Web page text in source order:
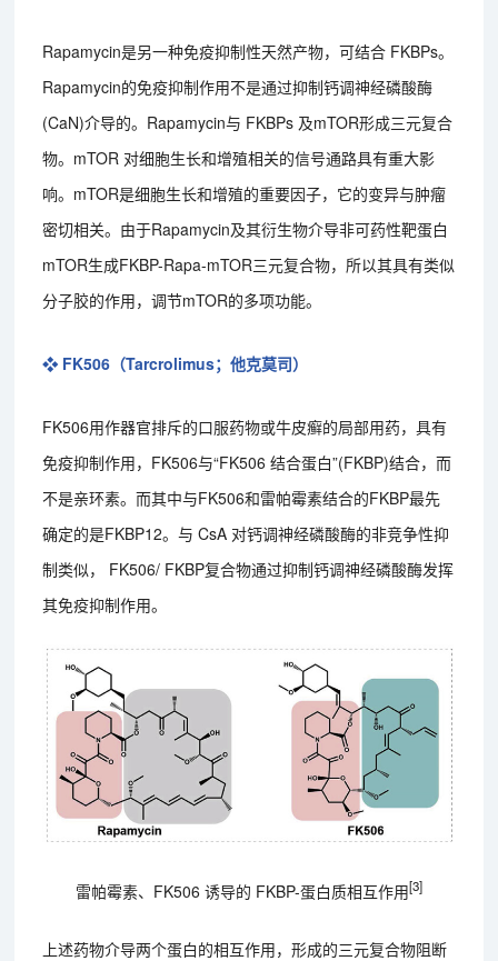
Rapamycin是另一种免疫抑制性天然产物，可结合 FKBPs。
Rapamycin的免疫抑制作用不是通过抑制钙调神经磷酸酶
(CaN)介导的。Rapamycin与 FKBPs 及mTOR形成三元复合
物。mTOR 对细胞生长和增殖相关的信号通路具有重大影
响。mTOR是细胞生长和增殖的重要因子，它的变异与肿瘤
密切相关。由于Rapamycin及其衍生物介导非可药性靶蛋白
mTOR生成FKBP-Rapa-mTOR三元复合物，所以其具有类似
分子胶的作用，调节mTOR的多项功能。
❖ FK506（Tarcrolimus；他克莫司）
FK506用作器官排斥的口服药物或牛皮癣的局部用药，具有
免疫抑制作用，FK506与“FK506 结合蛋白”(FKBP)结合，而
不是亲环素。而其中与FK506和雷帕霉素结合的FKBP最先
确定的是FKBP12。与 CsA 对钙调神经磷酸酶的非竞争性抑
制类似， FK506/ FKBP复合物通过抑制钙调神经磷酸酶发挥
其免疫抑制作用。
雷帕霉素、FK506 诱导的 FKBP-蛋白质相互作用[3]
上述药物介导两个蛋白的相互作用，形成的三元复合物阻断